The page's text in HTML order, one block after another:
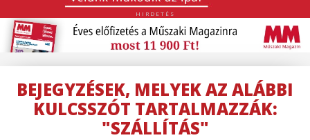
HIRDETÉS
BEJEGYZÉSEK, MELYEK AZ ALÁBBI
KULCSSZÓT TARTALMAZZÁK:
"SZÁLLÍTÁS"